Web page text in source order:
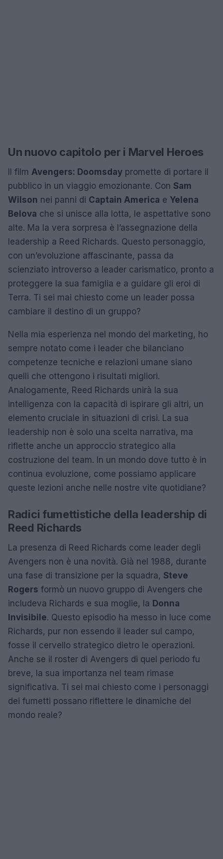
Un nuovo capitolo per i Marvel Heroes
Il film Avengers: Doomsday promette di portare il
pubblico in un viaggio emozionante. Con Sam
Wilson nei panni di Captain America e Yelena
Belova che si unisce alla lotta, le aspettative sono
alte. Ma la vera sorpresa è l’assegnazione della
leadership a Reed Richards. Questo personaggio,
con un’evoluzione affascinante, passa da
scienziato introverso a leader carismatico, pronto a
proteggere la sua famiglia e a guidare gli eroi di
Terra. Ti sei mai chiesto come un leader possa
cambiare il destino di un gruppo?
Nella mia esperienza nel mondo del marketing, ho
sempre notato come i leader che bilanciano
competenze tecniche e relazioni umane siano
quelli che ottengono i risultati migliori.
Analogamente, Reed Richards unirà la sua
intelligenza con la capacità di ispirare gli altri, un
elemento cruciale in situazioni di crisi. La sua
leadership non è solo una scelta narrativa, ma
riflette anche un approccio strategico alla
costruzione del team. In un mondo dove tutto è in
continua evoluzione, come possiamo applicare
queste lezioni anche nelle nostre vite quotidiane?
Radici fumettistiche della leadership di
Reed Richards
La presenza di Reed Richards come leader degli
Avengers non è una novità. Già nel 1988, durante
una fase di transizione per la squadra, Steve
Rogers formò un nuovo gruppo di Avengers che
includeva Richards e sua moglie, la Donna
Invisibile. Questo episodio ha messo in luce come
Richards, pur non essendo il leader sul campo,
fosse il cervello strategico dietro le operazioni.
Anche se il roster di Avengers di quel periodo fu
breve, la sua importanza nel team rimase
significativa. Ti sei mai chiesto come i personaggi
dei fumetti possano riflettere le dinamiche del
mondo reale?